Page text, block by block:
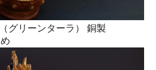
グリーンターラ） 銅製